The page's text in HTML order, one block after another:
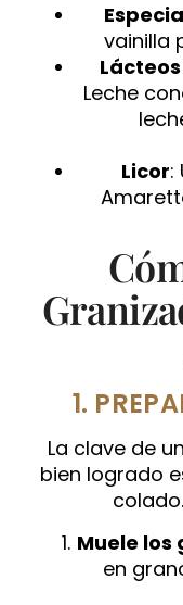
vainilla
Leche
Licor:
1.
La clave de
bien logrado
Muele los
en